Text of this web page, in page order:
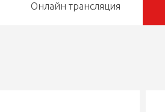
Онлайн трансляция